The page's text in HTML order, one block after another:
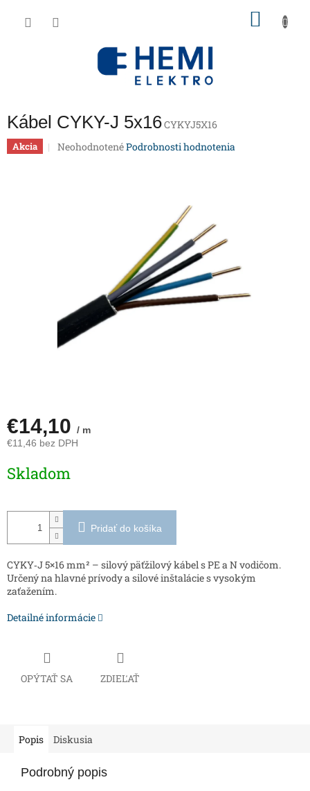
Kábel CYKY-J 5x16CYKYJ5X16
Akcia
Priemerné
NeohodnotenéPodrobnosti hodnotenia
€14,10 / m
€11,46 bez DPH
cena:
Skladom
Pridať do košíka
CYKY‑J 5×16 mm² – silový päťžilový kábel s PE a N vodičom.
Určený na hlavné prívody a silové inštalácie s vysokým
zaťažením.
Detailné informácie
OPÝTAŤ SA ZDIEĽAŤ
Popis Diskusia
Podrobný popis